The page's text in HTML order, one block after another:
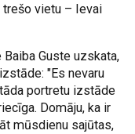
trešo vietu – Ievai
Guste uzskata,
"Es nevaru
portretu izstāde
Domāju, ka ir
mūsdienu sajūtas,